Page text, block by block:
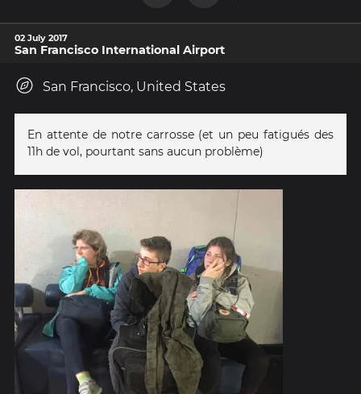
02 July 2017
San Francisco International Airport
San Francisco, United States
En attente de notre carrosse (et un peu fatigués des
11h de vol, pourtant sans aucun problème)